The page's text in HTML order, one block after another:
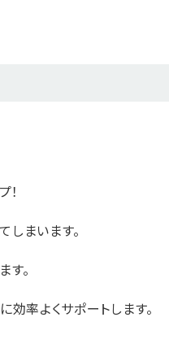
！
まいます。
。
率よくサポートします。